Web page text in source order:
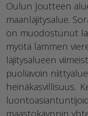
Oulun Joutteen
maanläjitysalue.
on muodostunut
myötä lammen
läjitysalueen
puoliavoin
heinäkasvillisuus.
maastokäynnin